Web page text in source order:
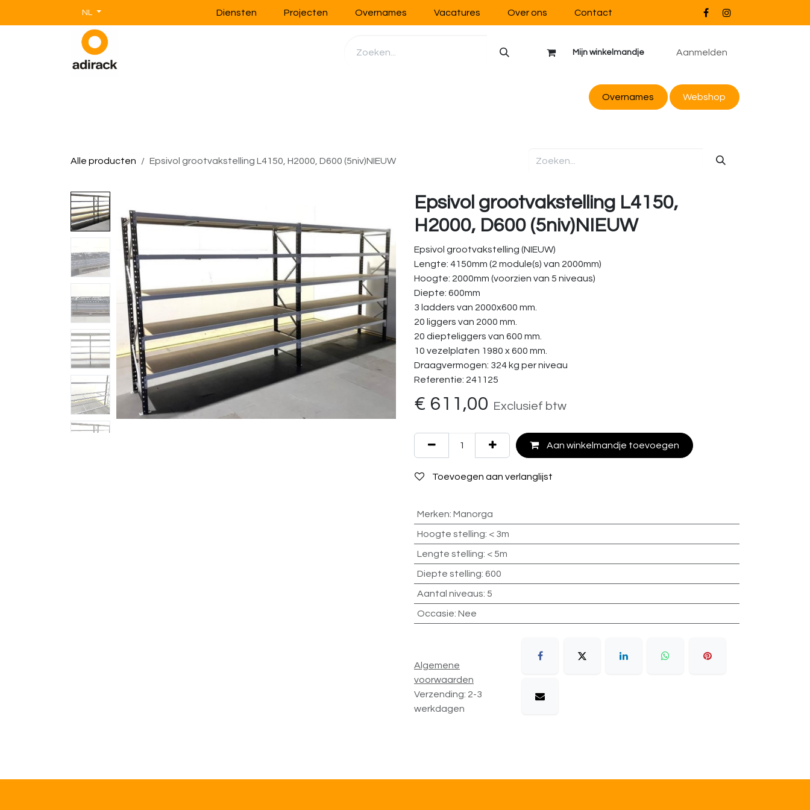
NL Diensten Projecten Overnames Vacatures Over ons Contact
Mijn winkelmandje Aanmelden
Overnames Webshop
Alle producten Epsivol grootvakstelling L4150, H2000, D600 (5niv)NIEUW
Epsivol grootvakstelling L4150,
H2000, D600 (5niv)NIEUW
Epsivol grootvakstelling (NIEUW)
Lengte: 4150mm (2 module(s) van 2000mm)
Hoogte: 2000mm (voorzien van 5 niveaus)
Diepte: 600mm
3 ladders van 2000x600 mm.
20 liggers van 2000 mm.
20 diepteliggers van 600 mm.
10 vezelplaten 1980 x 600 mm.
Draagvermogen: 324 kg per niveau
Referentie: 241125
€ 611,00 Exclusief btw
Aan winkelmandje toevoegen
Toevoegen aan verlanglijst
Merken: Manorga
Hoogte stelling: < 3m
Lengte stelling: < 5m
Diepte stelling: 600
Aantal niveaus: 5
Occasie: Nee
Algemene
voorwaarden
Verzending: 2-3
werkdagen